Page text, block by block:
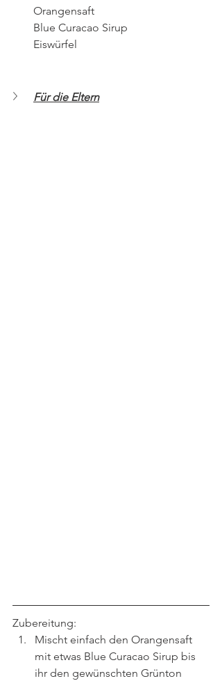
Orangensaft
Blue Curacao Sirup
Eiswürfel
Für die Eltern
Zubereitung:
Mischt einfach den Orangensaft
mit etwas Blue Curacao Sirup bis
ihr den gewünschten Grünton